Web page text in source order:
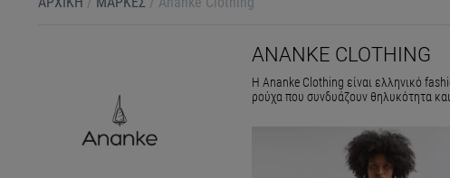
ANANKE CLOTHING
Η Ananke Clothing είναι ελληνικό
ρούχα που συνδυάζουν θηλυκότητα